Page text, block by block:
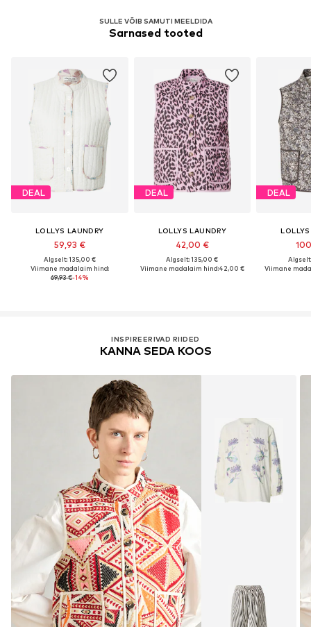
SULLE VÕIB SAMUTI MEELDIDA
Sarnased tooted
DEAL
LOLLYS LAUNDRY
59,93 €
Algselt: 135,00 €
Viimane madalaim hind:
69,93 €-14%
DEAL
LOLLYS LAUNDRY
42,00 €
Algselt: 135,00 €
Viimane madalaim hind:42,00 €
DEAL
Viimane
INSPIREERIVAD RIIDED
KANNA SEDA KOOS